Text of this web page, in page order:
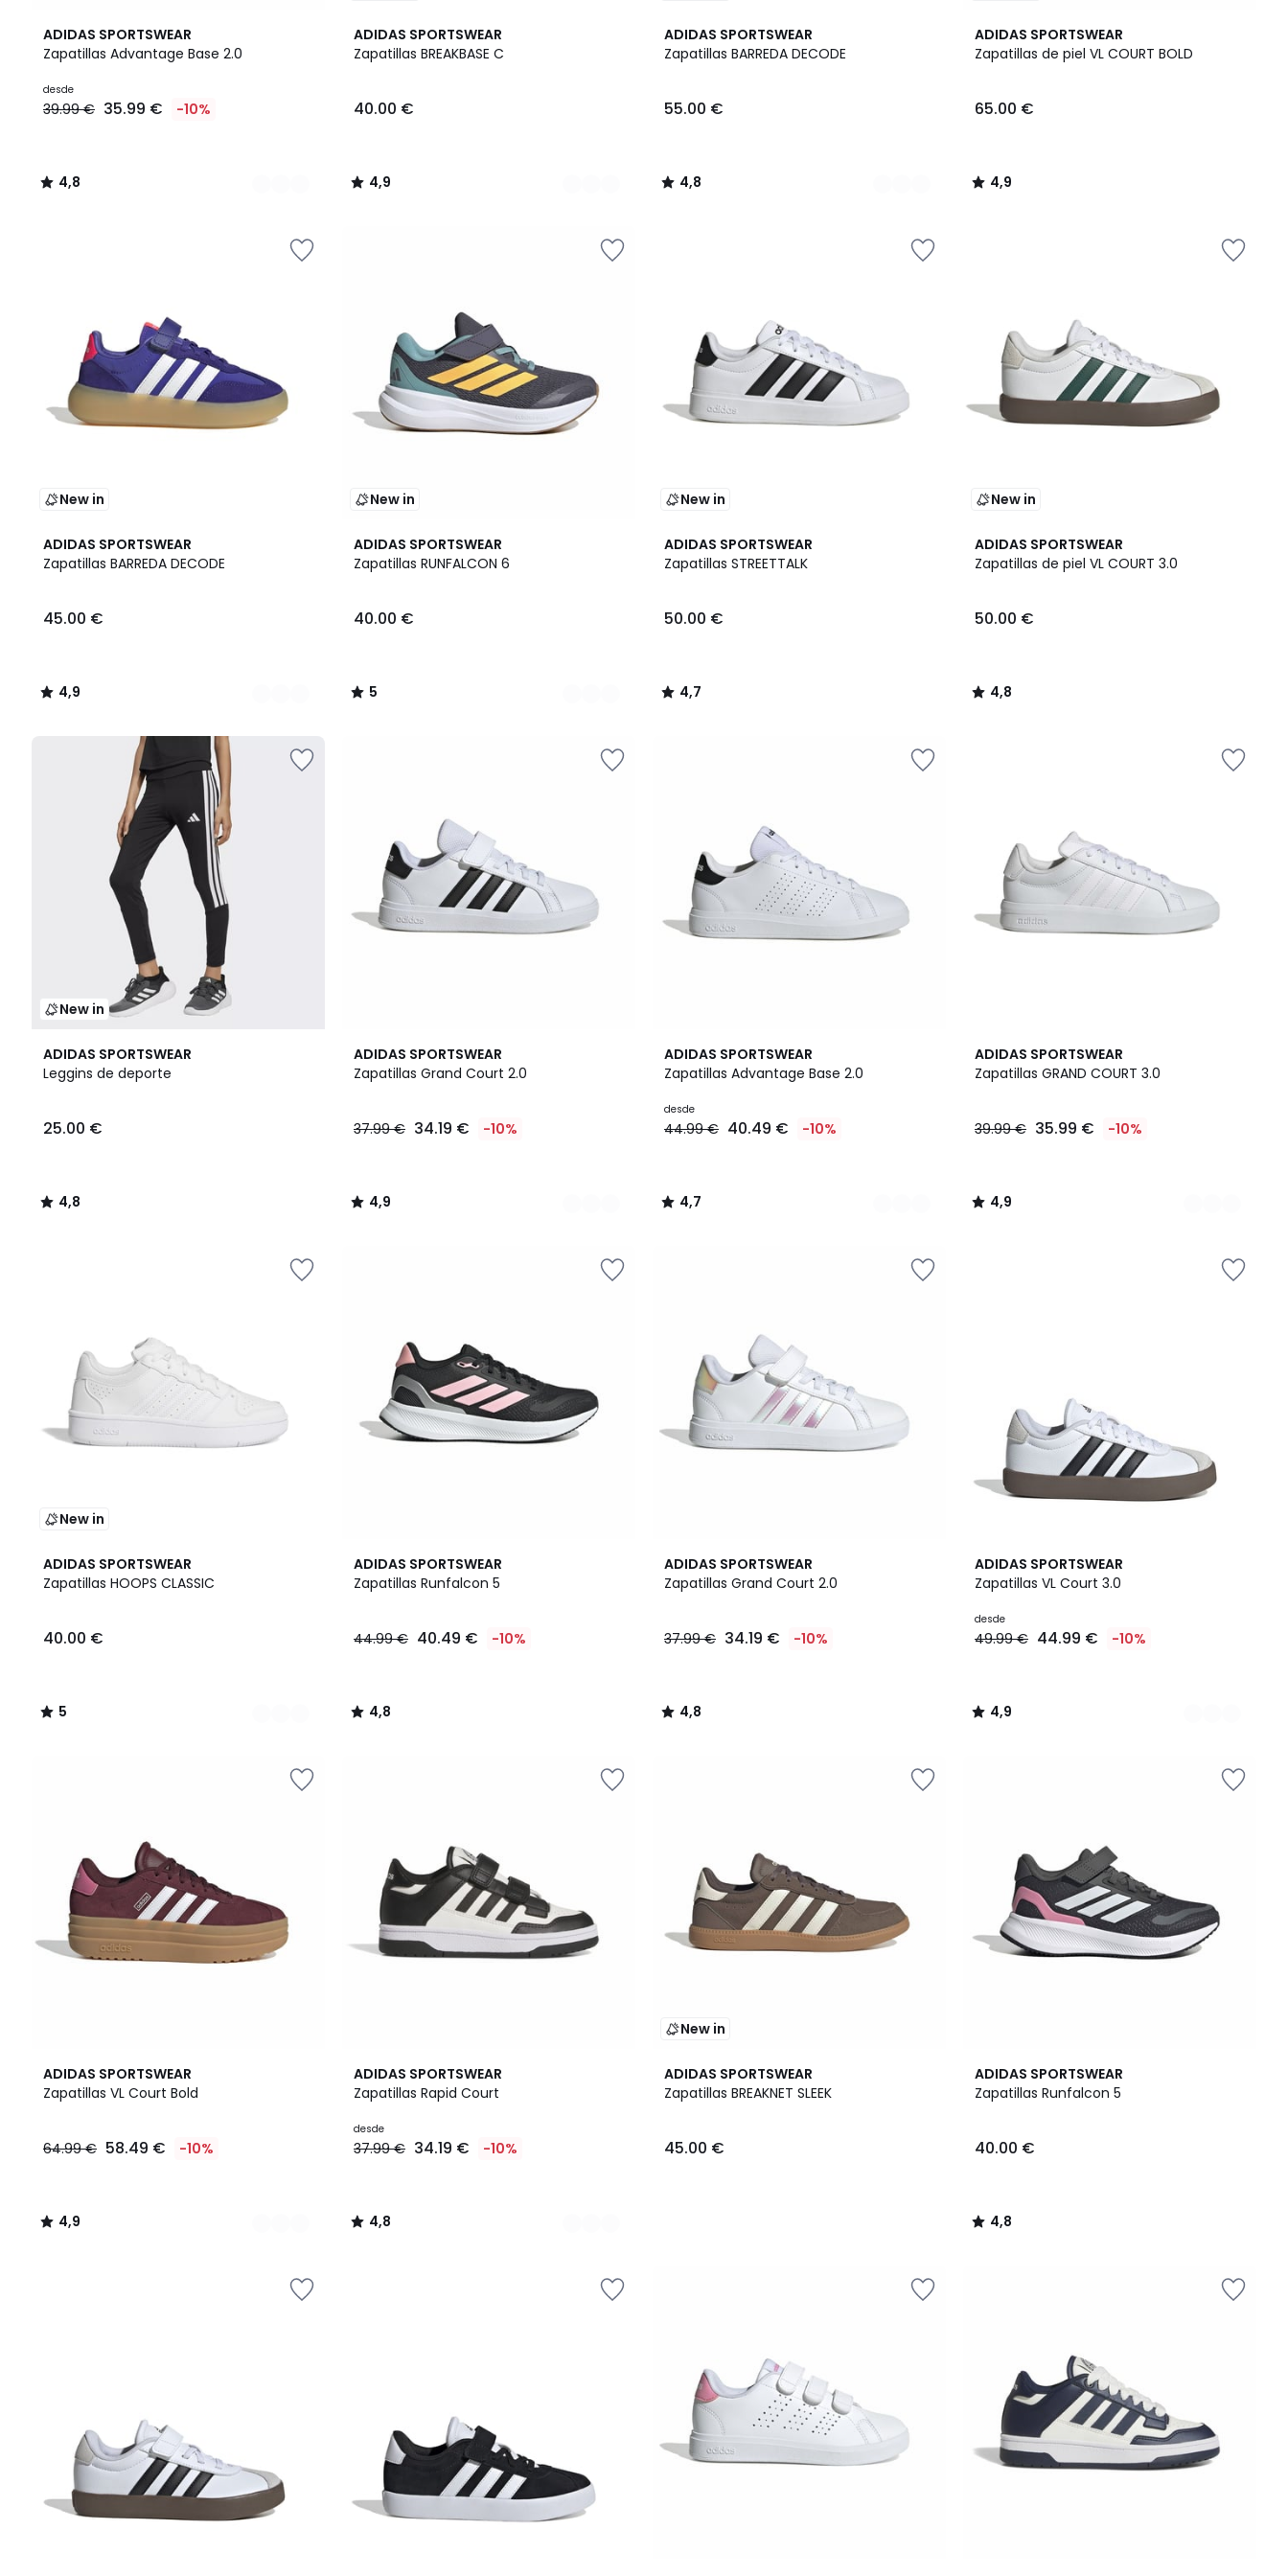
ADIDAS SPORTSWEAR
Zapatillas Advantage Base 2.0
Precio
a
€
aplicado.
desde
39.99 € 35.99 € -10%
4,8
/ 5
4
Colores
4,8
/
ADIDAS SPORTSWEAR
Zapatillas BREAKBASE C
40.00 €
4,9
/ 5
2
Colores
4,9
/
ADIDAS SPORTSWEAR
Zapatillas BARREDA DECODE
55.00 €
4,8
/ 5
2
Colores
4,8
/
ADIDAS SPORTSWEAR
Zapatillas de piel VL COURT BOLD
65.00 €
4,9
/ 5
4,9
/
New in
ADIDAS SPORTSWEAR
Zapatillas BARREDA DECODE
45.00 €
4,9
/ 5
2
Colores
4,9
/
New in
ADIDAS SPORTSWEAR
Zapatillas RUNFALCON 6
40.00 €
5
/
2
Colores
5
/
New in
ADIDAS SPORTSWEAR
Zapatillas STREETTALK
50.00 €
4,7
/ 5
4,7
/
New in
ADIDAS SPORTSWEAR
Zapatillas de piel VL COURT 3.0
50.00 €
4,8
/ 5
4,8
/
New in
ADIDAS SPORTSWEAR
Leggins de deporte
25.00 €
4,8
/ 5
4,8
/
ADIDAS SPORTSWEAR
Zapatillas Grand Court 2.0
37.99 € 34.19 € -10%
4,9
/ 5
2
Colores
4,9
/
ADIDAS SPORTSWEAR
Zapatillas Advantage Base 2.0
desde
44.99 € 40.49 € -10%
4,7
/ 5
4
Colores
4,7
/
ADIDAS SPORTSWEAR
Zapatillas GRAND COURT 3.0
39.99 € 35.99 € -10%
4,9
/ 5
4
Colores
4,9
/
New in
ADIDAS SPORTSWEAR
Zapatillas HOOPS CLASSIC
40.00 €
5
/
2
Colores
5
/
ADIDAS SPORTSWEAR
Zapatillas Runfalcon 5
44.99 € 40.49 € -10%
4,8
/ 5
4,8
/
ADIDAS SPORTSWEAR
Zapatillas Grand Court 2.0
37.99 € 34.19 € -10%
4,8
/ 5
4,8
/
ADIDAS SPORTSWEAR
Zapatillas VL Court 3.0
desde
49.99 € 44.99 € -10%
4,9
/ 5
3
Colores
4,9
/
ADIDAS SPORTSWEAR
Zapatillas VL Court Bold
64.99 € 58.49 € -10%
4,9
/ 5
3
Colores
4,9
/
ADIDAS SPORTSWEAR
Zapatillas Rapid Court
desde
37.99 € 34.19 € -10%
4,8
/ 5
2
Colores
4,8
/
New in
ADIDAS SPORTSWEAR
Zapatillas BREAKNET SLEEK
45.00 €
ADIDAS SPORTSWEAR
Zapatillas Runfalcon 5
40.00 €
4,8
/ 5
4,8
/